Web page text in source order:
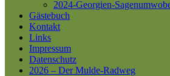
2024-Georgien-
Gästebuch
Kontakt
Links
Impressum
Datenschutz
2026 – Der Mulde-Radweg